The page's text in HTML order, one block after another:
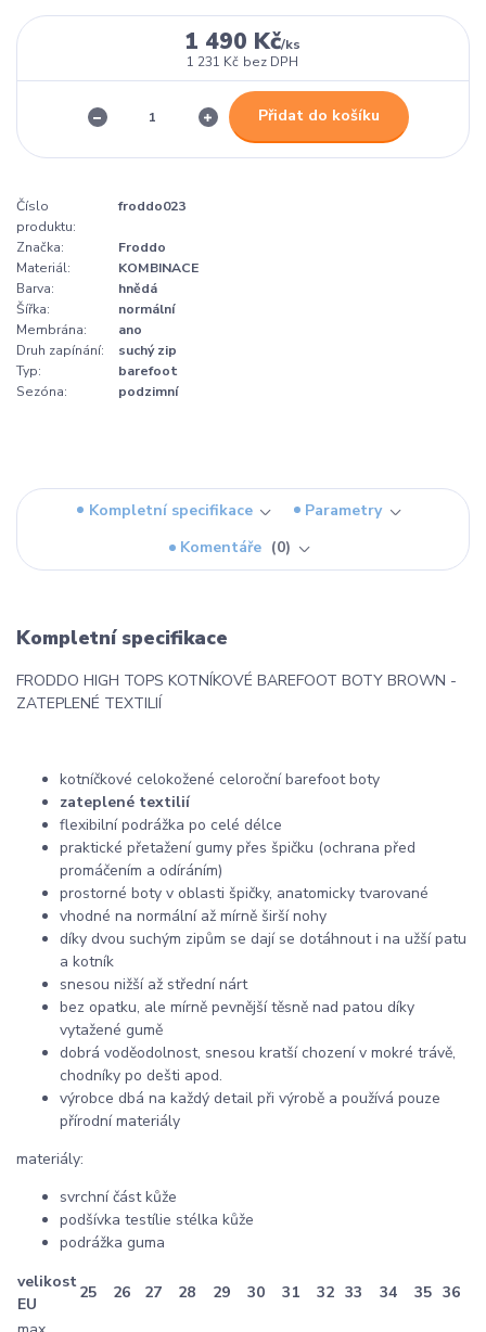
1 490 Kč/ks
1 231 Kč bez DPH
Přidat do košíku
Číslo
produktu:
froddo023
Značka:
Froddo
Materiál:
KOMBINACE
Barva:
hnědá
Šířka:
normální
Membrána:
ano
Druh zapínání:
suchý zip
Typ:
barefoot
Sezóna:
podzimní
Kompletní specifikace
Parametry
Komentáře
0
Kompletní specifikace
FRODDO HIGH TOPS KOTNÍKOVÉ BAREFOOT BOTY BROWN -
ZATEPLENÉ TEXTILIÍ
kotníčkové celokožené celoroční barefoot boty
zateplené textilií
flexibilní podrážka po celé délce
praktické přetažení gumy přes špičku (ochrana před
promáčením a odíráním)
prostorné boty v oblasti špičky, anatomicky tvarované
vhodné na normální až mírně širší nohy
díky dvou suchým zipům se dají se dotáhnout i na užší patu
a kotník
snesou nižší až střední nárt
bez opatku, ale mírně pevnější těsně nad patou díky
vytažené gumě
dobrá voděodolnost, snesou kratší chození v mokré trávě,
chodníky po dešti apod.
výrobce dbá na každý detail při výrobě a používá pouze
přírodní materiály
materiály:
svrchní část kůže
podšívka testílie stélka kůže
podrážka guma
velikost
EU
25 26 27 28 29 30 31 32 33 34 35 36